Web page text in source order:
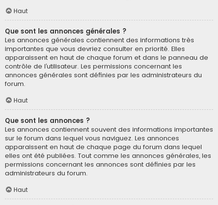
Haut
Que sont les annonces générales ?
Les annonces générales contiennent des informations très
importantes que vous devriez consulter en priorité. Elles
apparaissent en haut de chaque forum et dans le panneau de
contrôle de l’utilisateur. Les permissions concernant les
annonces générales sont définies par les administrateurs du
forum.
Haut
Que sont les annonces ?
Les annonces contiennent souvent des informations importantes
sur le forum dans lequel vous naviguez. Les annonces
apparaissent en haut de chaque page du forum dans lequel
elles ont été publiées. Tout comme les annonces générales, les
permissions concernant les annonces sont définies par les
administrateurs du forum.
Haut